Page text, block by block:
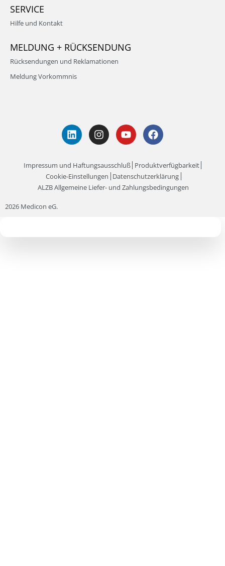
SERVICE
Hilfe und Kontakt
MELDUNG + RÜCKSENDUNG
Rücksendungen und Reklamationen
Meldung Vorkommnis
Impressum und Haftungsausschluß Produktverfügbarkeit
Cookie-Einstellungen Datenschutzerklärung
ALZB Allgemeine Liefer- und Zahlungsbedingungen
2026 Medicon eG.